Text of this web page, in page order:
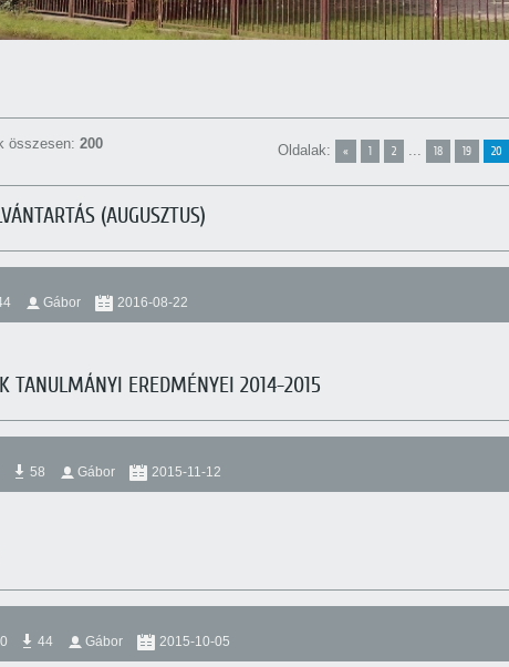
összesen: 200
Oldalak: « 1 2 ... 18 19 20
(AUGUSZTUS)
Gábor 2016-08-22
TANULMÁNYI EREDMÉNYEI 2014-2015
58 Gábor 2015-11-12
44 Gábor 2015-10-05